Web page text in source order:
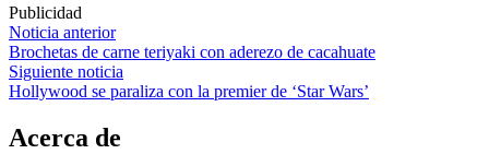
Publicidad
Navegación
de
entradas
Noticia anterior
Brochetas de carne teriyaki con aderezo de cacahuate
Siguiente noticia
Hollywood se paraliza con la premier de ‘Star Wars’
Acerca de